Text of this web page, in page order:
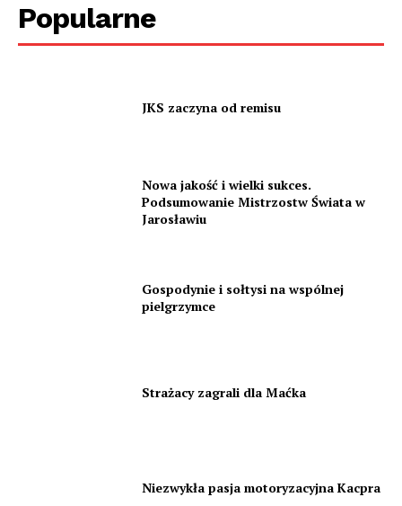
Popularne
JKS zaczyna od remisu
Nowa jakość i wielki sukces.
Podsumowanie Mistrzostw Świata w
Jarosławiu
Gospodynie i sołtysi na wspólnej
pielgrzymce
Strażacy zagrali dla Maćka
Niezwykła pasja motoryzacyjna Kacpra